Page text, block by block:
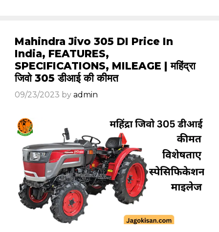
Mahindra Jivo 305 DI Price In
India, FEATURES,
SPECIFICATIONS, MILEAGE | महिंद्रा
जिवो 305 डीआई की कीमत
09/23/2023 by admin